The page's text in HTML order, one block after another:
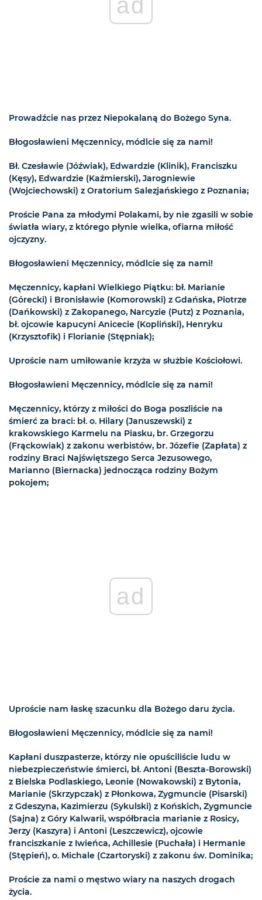
Prowadźcie nas przez Niepokalaną do Bożego Syna.
Błogosławieni Męczennicy, módlcie się za nami!
Bł. Czesławie (Jóźwiak), Edwardzie (Klinik), Franciszku
(Kęsy), Edwardzie (Kaźmierski), Jarogniewie
(Wojciechowski) z Oratorium Salezjańskiego z Poznania;
Proście Pana za młodymi Polakami, by nie zgasili w sobie
światła wiary, z którego płynie wielka, ofiarna miłość
ojczyzny.
Błogosławieni Męczennicy, módlcie się za nami!
Męczennicy, kapłani Wielkiego Piątku: bł. Marianie
(Górecki) i Bronisławie (Komorowski) z Gdańska, Piotrze
(Dańkowski) z Zakopanego, Narcyzie (Putz) z Poznania,
bł. ojcowie kapucyni Anicecie (Kopliński), Henryku
(Krzysztofik) i Florianie (Stępniak);
Uproście nam umiłowanie krzyża w służbie Kościołowi.
Błogosławieni Męczennicy, módlcie się za nami!
Męczennicy, którzy z miłości do Boga poszliście na
śmierć za braci: bł. o. Hilary (Januszewski) z
krakowskiego Karmelu na Piasku, br. Grzegorzu
(Frąckowiak) z zakonu werbistów, br. Józefie (Zapłata) z
rodziny Braci Najświętszego Serca Jezusowego,
Marianno (Biernacka) jednocząca rodziny Bożym
pokojem;
ad
Uproście nam łaskę szacunku dla Bożego daru życia.
Błogosławieni Męczennicy, módlcie się za nami!
Kapłani duszpasterze, którzy nie opuściliście ludu w
niebezpieczeństwie śmierci, bł. Antoni (Beszta-Borowski)
z Bielska Podlaskiego, Leonie (Nowakowski) z Bytonia,
Marianie (Skrzypczak) z Płonkowa, Zygmuncie (Pisarski)
z Gdeszyna, Kazimierzu (Sykulski) z Końskich, Zygmuncie
(Sajna) z Góry Kalwarii, współbracia marianie z Rosicy,
Jerzy (Kaszyra) i Antoni (Leszczewicz), ojcowie
franciszkanie z Iwieńca, Achillesie (Puchała) i Hermanie
(Stępień), o. Michale (Czartoryski) z zakonu św. Dominika;
Proście za nami o męstwo wiary na naszych drogach
życia.